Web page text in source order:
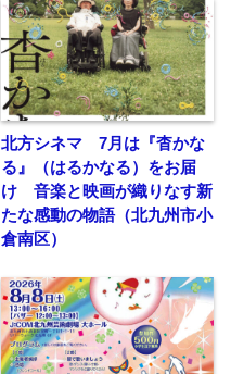
北方シネマ 7月は『杳かな
る』（はるかなる）をお届
け 音楽と映画が織りなす新
たな感動の物語（北九州市小
倉南区）